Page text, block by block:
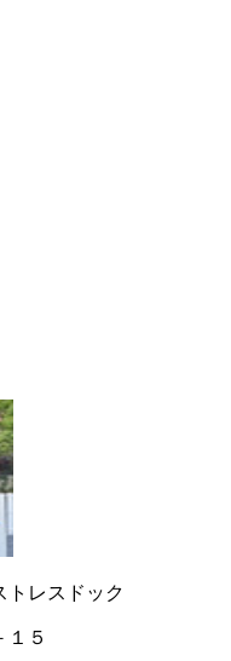
トレスドック
１５